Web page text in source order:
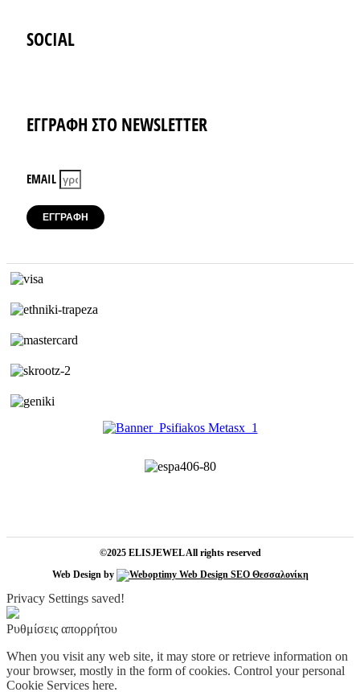
SOCIAL
ΕΓΓΡΑΦΗ ΣΤΟ NEWSLETTER
EMAIL
ΕΓΓΡΑΦΗ
©2025 ELISJEWEL All rights reserved
Web Design by
Privacy Settings saved!
Ρυθμίσεις απορρήτου
When you visit any web site, it may store or retrieve information on
your browser, mostly in the form of cookies. Control your personal
Cookie Services here.